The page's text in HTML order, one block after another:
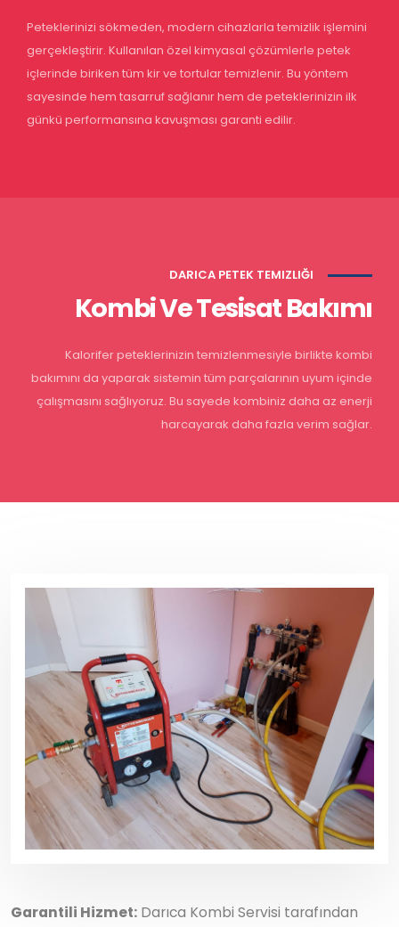
Peteklerinizi sökmeden, modern cihazlarla temizlik işlemini
gerçekleştirir. Kullanılan özel kimyasal çözümlerle petek
içlerinde biriken tüm kir ve tortular temizlenir. Bu yöntem
sayesinde hem tasarruf sağlanır hem de peteklerinizin ilk
günkü performansına kavuşması garanti edilir.
DARICA PETEK TEMIZLIĞI
Kombi Ve Tesisat Bakımı
Kalorifer peteklerinizin temizlenmesiyle birlikte kombi
bakımını da yaparak sistemin tüm parçalarının uyum içinde
çalışmasını sağlıyoruz. Bu sayede kombiniz daha az enerji
harcayarak daha fazla verim sağlar.
Garantili Hizmet: Darıca Kombi Servisi tarafından